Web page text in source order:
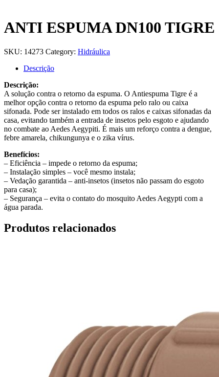
ANTI ESPUMA DN100 TIGRE
SKU: 14273 Category: Hidráulica
Descrição
Descrição:
A solução contra o retorno da espuma. O Antiespuma Tigre é a
melhor opção contra o retorno da espuma pelo ralo ou caixa
sifonada. Pode ser instalado em todos os ralos e caixas sifonadas da
casa, evitando também a entrada de insetos pelo esgoto e ajudando
no combate ao Aedes Aegypiti. É mais um reforço contra a dengue,
febre amarela, chikungunya e o zika vírus.
Benefícios:
– Eficiência – impede o retorno da espuma;
– Instalação simples – você mesmo instala;
– Vedação garantida – anti-insetos (insetos não passam do esgoto
para casa);
– Segurança – evita o contato do mosquito Aedes Aegypti com a
água parada.
Produtos relacionados